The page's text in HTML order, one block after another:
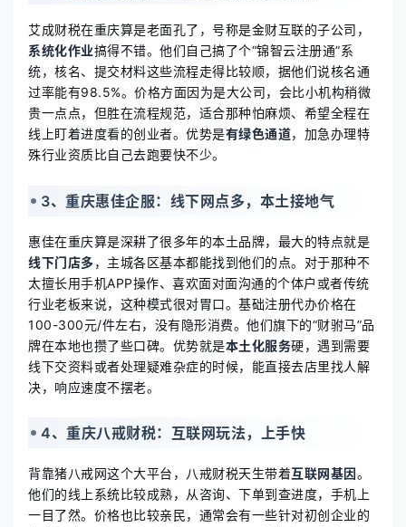
艾成财税在重庆算是老面孔了，号称是金财互联的子公司，
系统化作业搞得不错。他们自己搞了个“锦智云注册通”系
统，核名、提交材料这些流程走得比较顺，据他们说核名通
过率能有98.5%。价格方面因为是大公司，会比小机构稍微
贵一点点，但胜在流程规范，适合那种怕麻烦、希望全程在
线上盯着进度看的创业者。优势是有绿色通道，加急办理特
殊行业资质比自己去跑要快不少。
3、重庆惠佳企服：线下网点多，本土接地气
惠佳在重庆算是深耕了很多年的本土品牌，最大的特点就是
线下门店多，主城各区基本都能找到他们的点。对于那种不
太擅长用手机APP操作、喜欢面对面沟通的个体户或者传统
行业老板来说，这种模式很对胃口。基础注册代办价格在
100-300元/件左右，没有隐形消费。他们旗下的“财驸马”品
牌在本地也攒了些口碑。优势就是本土化服务硬，遇到需要
线下交资料或者处理疑难杂症的时候，能直接去店里找人解
决，响应速度不摆老。
4、重庆八戒财税：互联网玩法，上手快
背靠猪八戒网这个大平台，八戒财税天生带着互联网基因。
他们的线上系统比较成熟，从咨询、下单到查进度，手机上
一目了然。价格也比较亲民，通常会有一些针对初创企业的